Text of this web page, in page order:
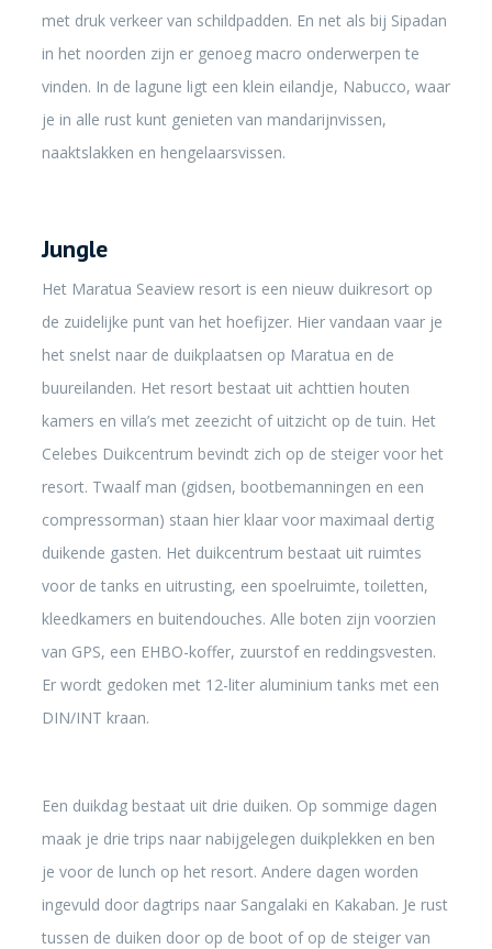
met druk verkeer van schildpadden. En net als bij Sipadan
in het noorden zijn er genoeg macro onderwerpen te
vinden. In de lagune ligt een klein eilandje, Nabucco, waar
je in alle rust kunt genieten van mandarijnvissen,
naaktslakken en hengelaarsvissen.
Jungle
Het Maratua Seaview resort is een nieuw duikresort op
de zuidelijke punt van het hoefijzer. Hier vandaan vaar je
het snelst naar de duikplaatsen op Maratua en de
buureilanden. Het resort bestaat uit achttien houten
kamers en villa’s met zeezicht of uitzicht op de tuin. Het
Celebes Duikcentrum bevindt zich op de steiger voor het
resort. Twaalf man (gidsen, bootbemanningen en een
compressorman) staan hier klaar voor maximaal dertig
duikende gasten. Het duikcentrum bestaat uit ruimtes
voor de tanks en uitrusting, een spoelruimte, toiletten,
kleedkamers en buitendouches. Alle boten zijn voorzien
van GPS, een EHBO-koffer, zuurstof en reddingsvesten.
Er wordt gedoken met 12-liter aluminium tanks met een
DIN/INT kraan.
Een duikdag bestaat uit drie duiken. Op sommige dagen
maak je drie trips naar nabijgelegen duikplekken en ben
je voor de lunch op het resort. Andere dagen worden
ingevuld door dagtrips naar Sangalaki en Kakaban. Je rust
tussen de duiken door op de boot of op de steiger van